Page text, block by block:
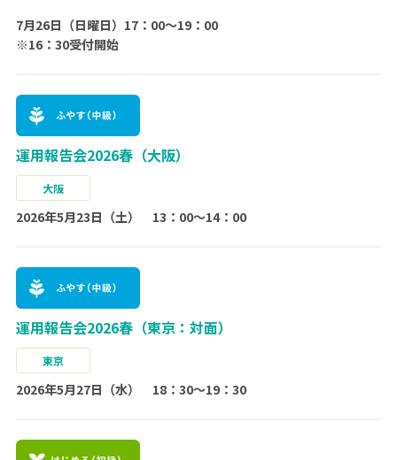
7月26日（日曜日）17：00〜19：00
※16：30受付開始
運用報告会2026春（大阪）
大阪
2026年5月23日（土） 13：00～14：00
運用報告会2026春（東京：対面）
東京
2026年5月27日（水） 18：30～19：30